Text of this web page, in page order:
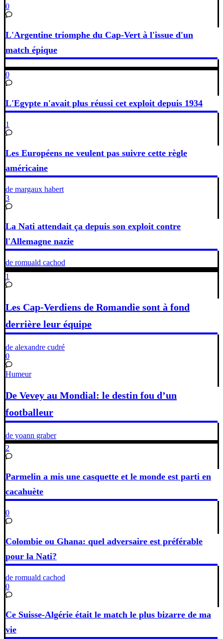
0
L'Argentine triomphe du Cap-Vert à l'issue d'un
match épique
0
L'Egypte n'avait plus réussi cet exploit depuis 1934
1
Les Européens ne veulent pas suivre cette règle
américaine
de margaux habert
3
La Nati attendait ça depuis son exploit contre
l'Allemagne nazie
de romuald cachod
1
Les Cap-Verdiens de Romandie sont à fond
derrière leur équipe
de alexandre cudré
0
Humeur
De Vevey au Mondial: le destin fou d’un
footballeur
de yoann graber
2
Parmelin a mis une casquette et le monde est parti en
cacahuète
0
Colombie ou Ghana: quel adversaire est préférable
pour la Nati?
de romuald cachod
0
Ce Suisse-Algérie était le match le plus bizarre de ma
vie